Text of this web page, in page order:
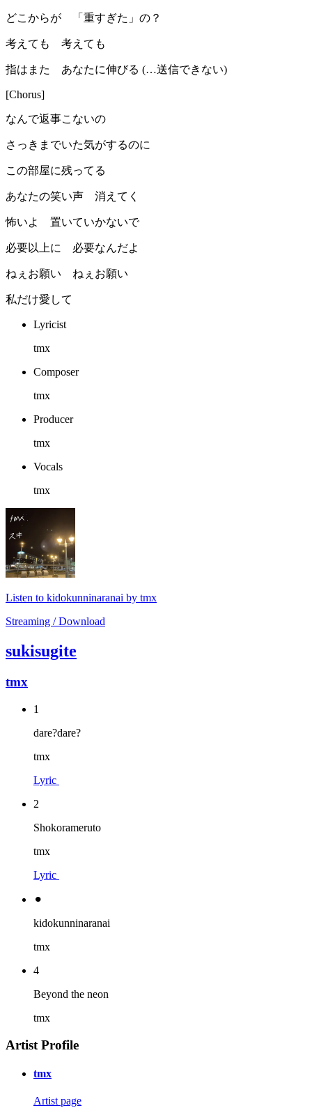
どこからが 「重すぎた」の？
考えても 考えても
指はまた あなたに伸びる (…送信できない)
[Chorus]
なんで返事こないの
さっきまでいた気がするのに
この部屋に残ってる
あなたの笑い声 消えてく
怖いよ 置いていかないで
必要以上に 必要なんだよ
ねぇお願い ねぇお願い
私だけ愛して
Lyricist
tmx
Composer
tmx
Producer
tmx
Vocals
tmx
Listen to kidokunninaranai by tmx
Streaming / Download
sukisugite
tmx
1
dare?dare?
tmx
Lyric
2
Shokorameruto
tmx
Lyric
⚫︎
kidokunninaranai
tmx
4
Beyond the neon
tmx
Artist Profile
tmx
Artist page